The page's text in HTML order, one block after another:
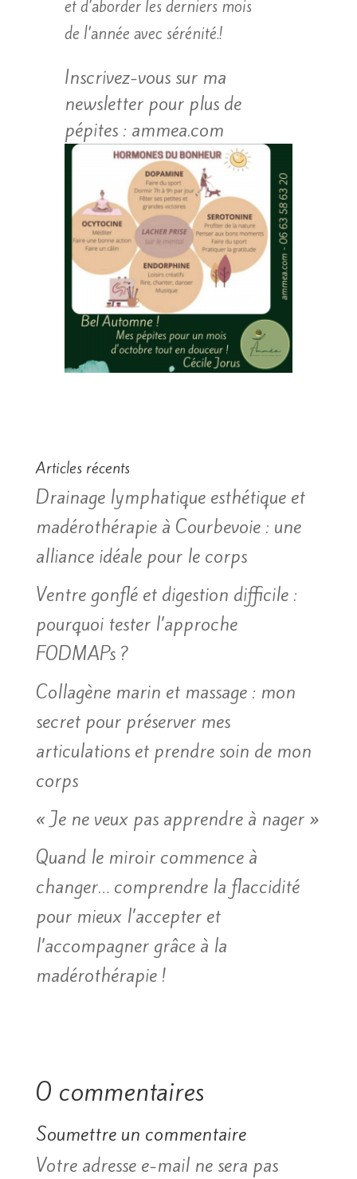
et d’aborder les derniers mois
de l’année avec sérénité.!
Inscrivez-vous sur ma
newsletter pour plus de
pépites : ammea.com
Articles récents
Drainage lymphatique esthétique et
madérothérapie à Courbevoie : une
alliance idéale pour le corps
Ventre gonflé et digestion difficile :
pourquoi tester l’approche
FODMAPs ?
Collagène marin et massage : mon
secret pour préserver mes
articulations et prendre soin de mon
corps
« Je ne veux pas apprendre à nager »
Quand le miroir commence à
changer… comprendre la flaccidité
pour mieux l’accepter et
l’accompagner grâce à la
madérothérapie !
0 commentaires
Soumettre un commentaire
Votre adresse e-mail ne sera pas